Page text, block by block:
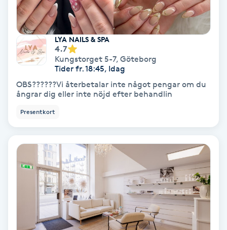
Skoinlägg
Skägg
Skönhet
Sockring
LYA NAILS & SPA
4.7
Kungstorget 5-7, Göteborg
Tider fr. 18:45, Idag
OBS??????Vi återbetalar inte något pengar om du
ångrar dig eller inte nöjd efter behandlin
Presentkort